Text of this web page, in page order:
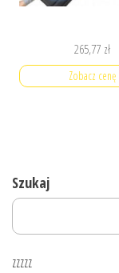
265,77 zł
Zobacz cenę
Szukaj
zzzzz